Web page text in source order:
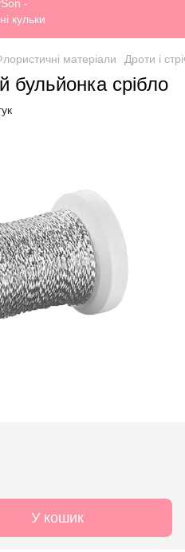
матеріали Дроти і
бульйонка срібло
У кошик